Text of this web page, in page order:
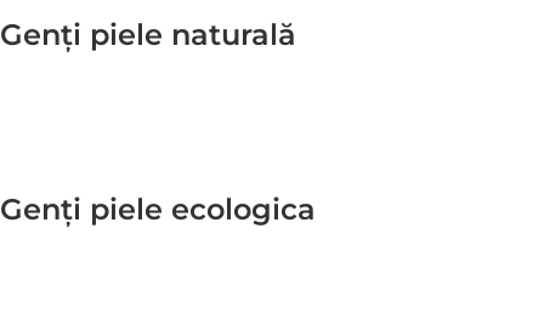
Genți piele naturală
Genți piele ecologica